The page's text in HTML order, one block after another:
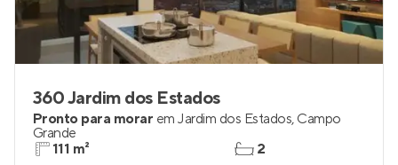
360 Jardim dos Estados
Pronto para morar em Jardim dos Estados, Campo
Grande
111 m²
2